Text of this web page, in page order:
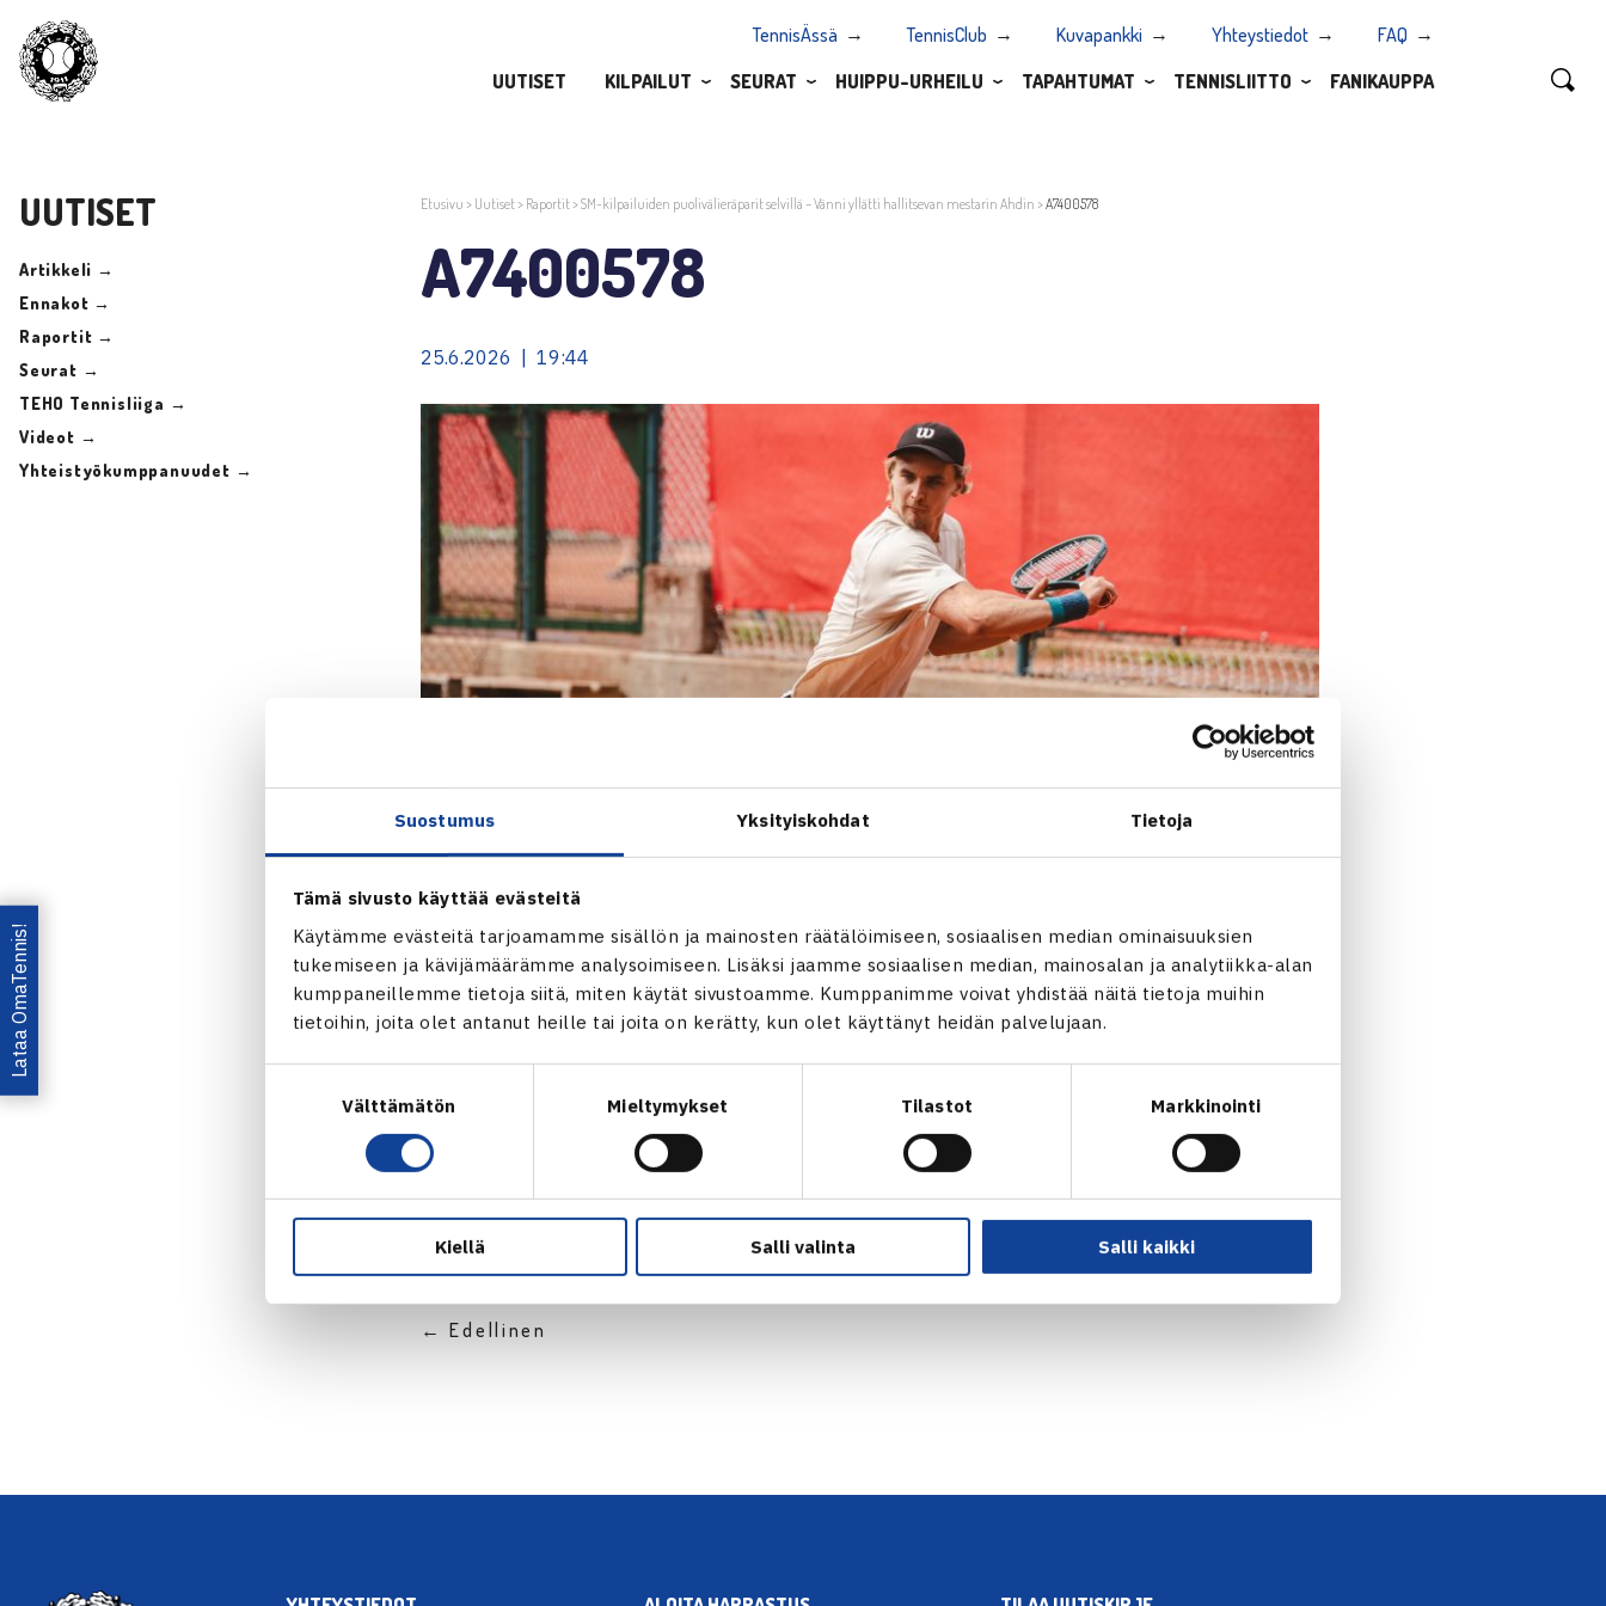
Suostumus Yksityiskohdat Tietoja
Tämä sivusto käyttää evästeitä
Käytämme evästeitä tarjoamamme sisällön ja mainosten räätälöimiseen, sosiaalisen median ominaisuuksien
tukemiseen ja kävijämäärämme analysoimiseen. Lisäksi jaamme sosiaalisen median, mainosalan ja analytiikka-alan
kumppaneillemme tietoja siitä, miten käytät sivustoamme. Kumppanimme voivat yhdistää näitä tietoja muihin
tietoihin, joita olet antanut heille tai joita on kerätty, kun olet käyttänyt heidän palvelujaan.
Välttämätön Mieltymykset Tilastot Markkinointi
Kiellä Salli valinta Salli kaikki
TennisÄssä TennisClub Kuvapankki Yhteystiedot
FAQ
UUTISET
KILPAILUT SEURAT HUIPPU-URHEILU TAPAHTUMAT TENNISLIITTO FANIKAUPPA
UUTISET
Artikkeli →
Ennakot →
Raportit →
Seurat →
TEHO Tennisliiga →
Videot →
Yhteistyökumppanuudet →
Etusivu > Uutiset> Raportit>SM-kilpailuiden puolivälieräparit selvillä – Vänni yllätti hallitsevan mestarin Ahdin >A7400578
A7400578
25.6.2026 | 19:44
Jaa:
← Edellinen
Lataa OmaTennis!